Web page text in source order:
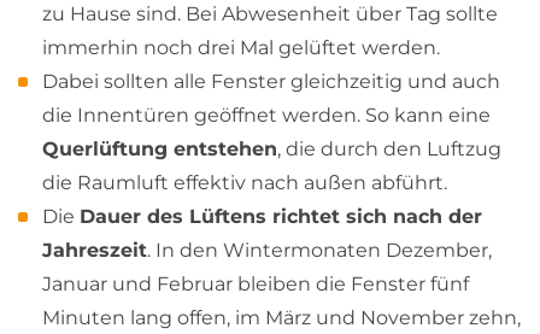
zu Hause sind. Bei Abwesenheit über Tag sollte
immerhin noch drei Mal gelüftet werden.
Dabei sollten alle Fenster gleichzeitig und auch
die Innentüren geöffnet werden. So kann eine
Querlüftung entstehen, die durch den Luftzug
die Raumluft effektiv nach außen abführt.
Die Dauer des Lüftens richtet sich nach der
Jahreszeit. In den Wintermonaten Dezember,
Januar und Februar bleiben die Fenster fünf
Minuten lang offen, im März und November zehn,